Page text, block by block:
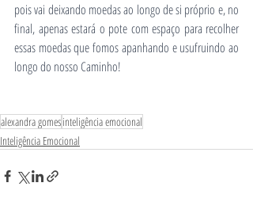
pois vai deixando moedas ao longo de si próprio e, no
final, apenas estará o pote com espaço para recolher
essas moedas que fomos apanhando e usufruindo ao
longo do nosso Caminho!
alexandra gomesinteligência emocional
Inteligência Emocional